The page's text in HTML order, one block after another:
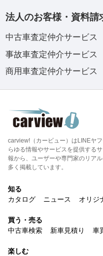
法人のお客様・資料請
中古車査定仲介サービス
事故車査定仲介サービス
商用車査定仲介サービス
carview!（カービュー）はLINEヤ
らゆる情報やサービスを提供する
報から、ユーザーや専門家のリア
多く掲載しています。
知る
カタログ
ニュース オリジ
買う・売る
中古車検索
新車見積り 車
楽しむ